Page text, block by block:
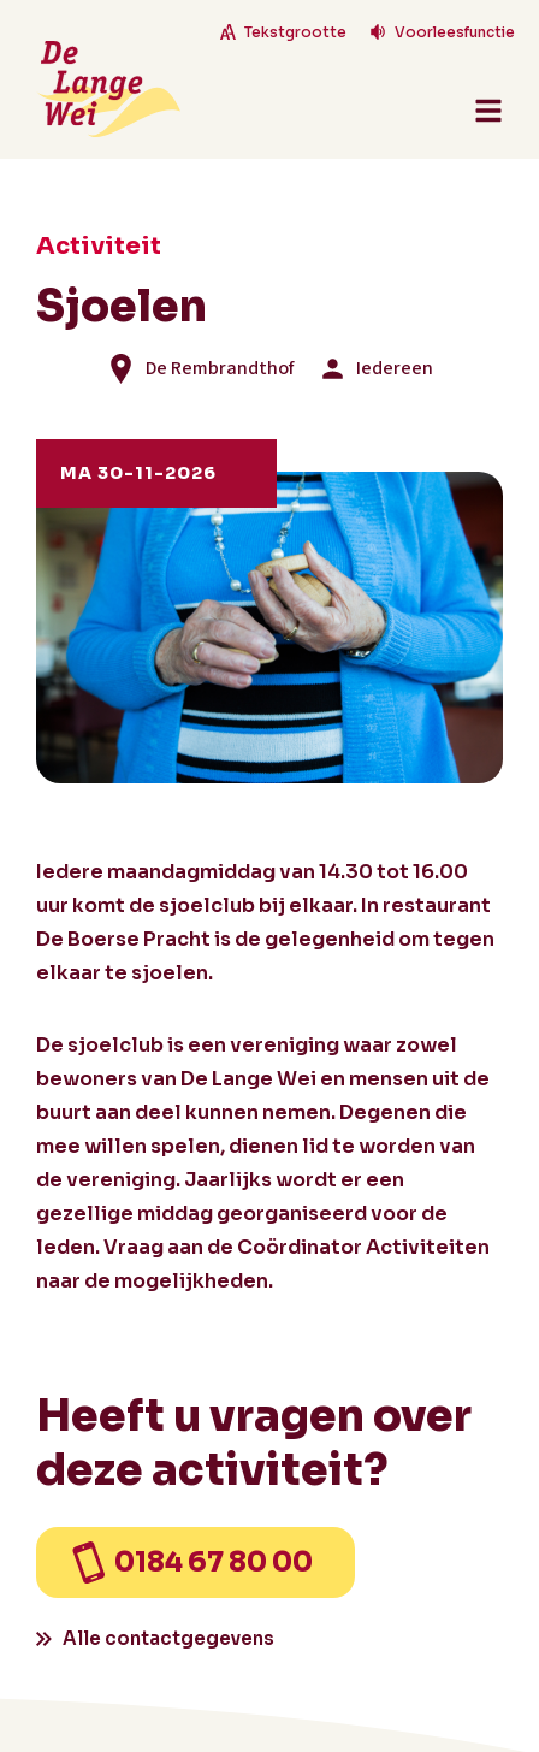
Tekstgrootte Voorleesfunctie
Activiteit
Sjoelen
De Rembrandthof Iedereen
MA 30-11-2026
Iedere maandagmiddag van 14.30 tot 16.00
uur komt de sjoelclub bij elkaar. In restaurant
De Boerse Pracht is de gelegenheid om tegen
elkaar te sjoelen.
De sjoelclub is een vereniging waar zowel
bewoners van De Lange Wei en mensen uit de
buurt aan deel kunnen nemen. Degenen die
mee willen spelen, dienen lid te worden van
de vereniging. Jaarlijks wordt er een
gezellige middag georganiseerd voor de
leden. Vraag aan de Coördinator Activiteiten
naar de mogelijkheden.
Heeft u vragen over
deze activiteit?
0184 67 80 00
Alle contactgegevens